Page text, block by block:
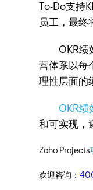
To-Do支持
员工，最终
OKR绩效
营体系以每
理性层面的
OKR绩
和可实现，
Zoho Projects
欢迎咨询：